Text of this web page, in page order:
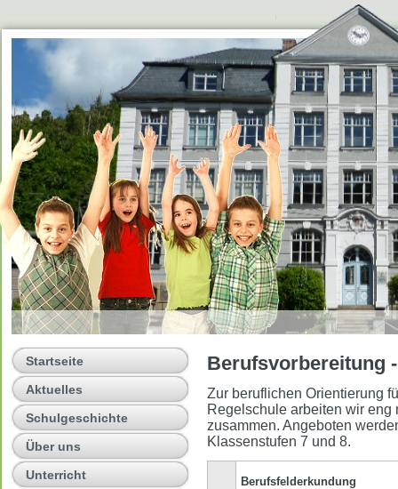
Berufsvorbereitung
Zur beruflichen Orientierung
Regelschule arbeiten wir
zusammen. Angeboten
Klassenstufen 7 und 8.
Berufsfelderkundung
Startseite
Aktuelles
Schulgeschichte
Über uns
Unterricht